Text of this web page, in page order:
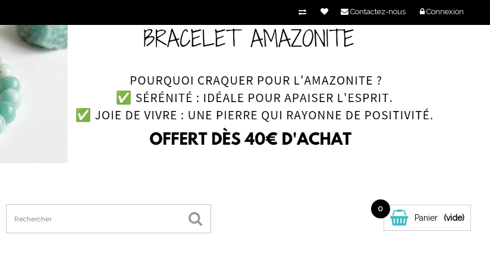
Connexion
Contactez-nous
Panier
0
(vide)